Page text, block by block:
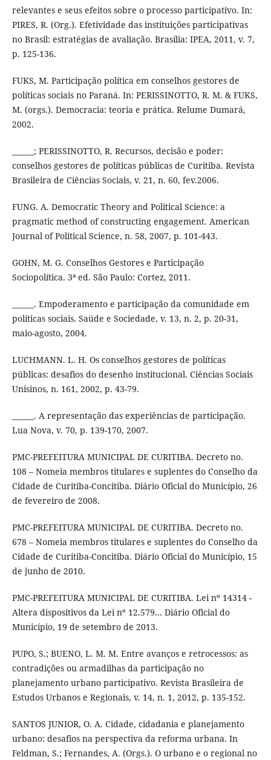
relevantes e seus efeitos sobre o processo participativo. In:
PIRES, R. (Org.). Efetividade das instituições participativas
no Brasil: estratégias de avaliação. Brasília: IPEA, 2011, v. 7,
p. 125-136.
FUKS, M. Participação política em conselhos gestores de
políticas sociais no Paraná. In: PERISSINOTTO, R. M. & FUKS,
M. (orgs.). Democracia: teoria e prática. Relume Dumará,
2002.
______; PERISSINOTTO, R. Recursos, decisão e poder:
conselhos gestores de políticas públicas de Curitiba. Revista
Brasileira de Ciências Sociais, v. 21, n. 60, fev.2006.
FUNG. A. Democratic Theory and Political Science: a
pragmatic method of constructing engagement. American
Journal of Political Science, n. 58, 2007, p. 101-443.
GOHN, M. G. Conselhos Gestores e Participação
Sociopolítica. 3ª ed. São Paulo: Cortez, 2011.
______. Empoderamento e participação da comunidade em
políticas sociais. Saúde e Sociedade, v. 13, n. 2, p. 20-31,
maio-agosto, 2004.
LUCHMANN. L. H. Os conselhos gestores de políticas
públicas: desafios do desenho institucional. Ciências Sociais
Unisinos, n. 161, 2002, p. 43-79.
______. A representação das experiências de participação.
Lua Nova, v. 70, p. 139-170, 2007.
PMC-PREFEITURA MUNICIPAL DE CURITIBA. Decreto no.
108 – Nomeia membros titulares e suplentes do Conselho da
Cidade de Curitiba-Concitiba. Diário Oficial do Município, 26
de fevereiro de 2008.
PMC-PREFEITURA MUNICIPAL DE CURITIBA. Decreto no.
678 – Nomeia membros titulares e suplentes do Conselho da
Cidade de Curitiba-Concitiba. Diário Oficial do Município, 15
de junho de 2010.
PMC-PREFEITURA MUNICIPAL DE CURITIBA. Lei nº 14314 -
Altera dispositivos da Lei nº 12.579... Diário Oficial do
Município, 19 de setembro de 2013.
PUPO, S.; BUENO, L. M. M. Entre avanços e retrocessos: as
contradições ou armadilhas da participação no
planejamento urbano participativo. Revista Brasileira de
Estudos Urbanos e Regionais, v. 14, n. 1, 2012, p. 135-152.
SANTOS JUNIOR, O. A. Cidade, cidadania e planejamento
urbano: desafios na perspectiva da reforma urbana. In
Feldman, S.; Fernandes, A. (Orgs.). O urbano e o regional no